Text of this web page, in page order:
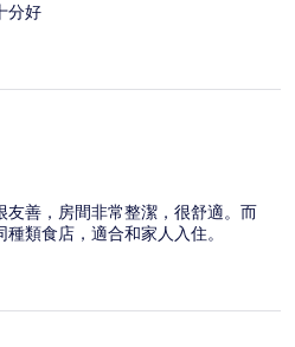
分好
善，房間非常整潔，很舒適。而
類食店，適合和家人入住。